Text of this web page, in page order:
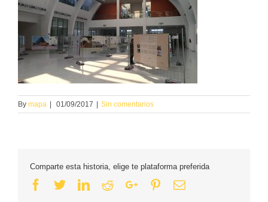
By mapa 01/09/2017 Sin comentarios
Comparte esta historia, elige te plataforma preferida
Facebook
TwitterLinkedin
RedditGoogle+Pinterest
Email